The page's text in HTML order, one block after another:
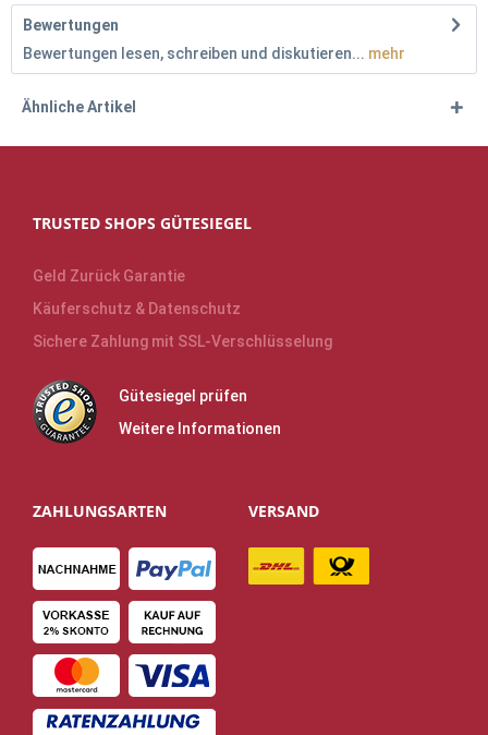
Bewertungen
Bewertungen lesen, schreiben und diskutieren... mehr
Ähnliche Artikel
TRUSTED SHOPS GÜTESIEGEL
Geld Zurück Garantie
Käuferschutz & Datenschutz
Sichere Zahlung mit SSL-Verschlüsselung
Gütesiegel prüfen
Weitere Informationen
ZAHLUNGSARTEN VERSAND